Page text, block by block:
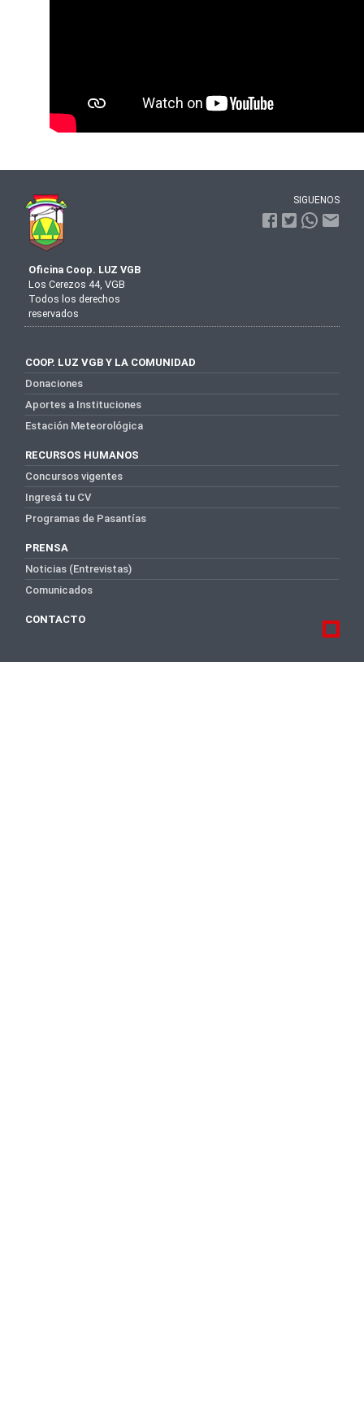
Oficina Coop. LUZ VGB
Los Cerezos 44, VGB
Todos los derechos
reservados
SIGUENOS
COOP. LUZ VGB Y LA COMUNIDAD
Donaciones
Aportes a Instituciones
Estación Meteorológica
RECURSOS HUMANOS
Concursos vigentes
Ingresá tu CV
Programas de Pasantías
PRENSA
Noticias (Entrevistas)
Comunicados
CONTACTO